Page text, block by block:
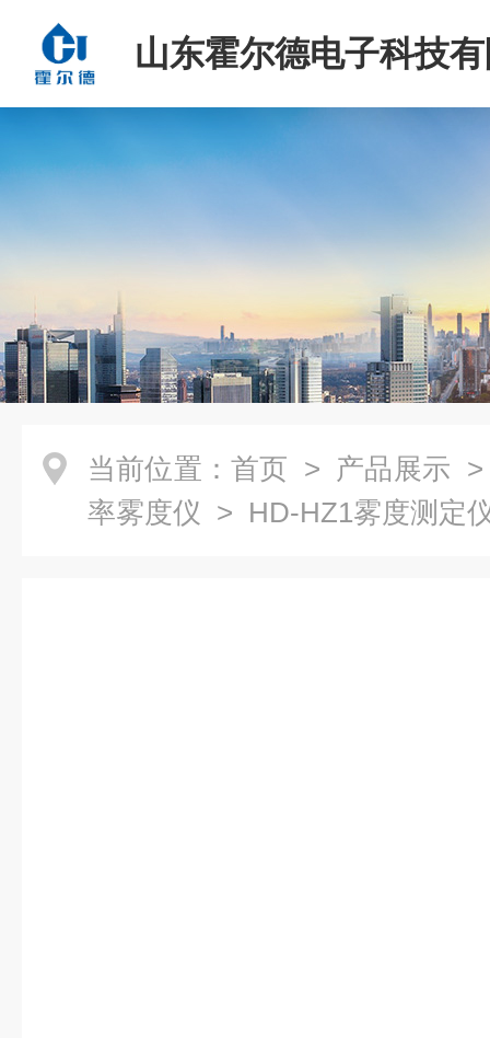
山东霍尔德电子科技
当前位置： 首页 > 产品展示
率雾度仪 > HD-HZ1雾度测定